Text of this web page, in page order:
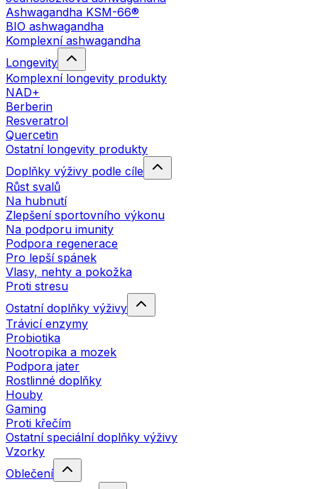
Ashwagandha KSM-66®
BIO ashwagandha
Komplexní ashwagandha
Longevity
Komplexní longevity produkty
NAD+
Berberin
Resveratrol
Quercetin
Ostatní longevity produkty
Doplňky výživy podle cíle
Růst svalů
Na hubnutí
Zlepšení sportovního výkonu
Na podporu imunity
Podpora regenerace
Pro lepší spánek
Vlasy, nehty a pokožka
Proti stresu
Ostatní doplňky výživy
Trávicí enzymy
Probiotika
Nootropika a mozek
Podpora jater
Rostlinné doplňky
Houby
Gaming
Proti křečím
Ostatní speciální doplňky výživy
Vzorky
Oblečení